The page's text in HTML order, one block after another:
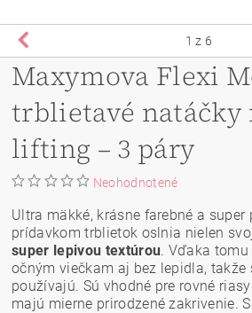
1 z 6
Maxymova Flexi
trblietavé natáčky
lifting – 3 páry
Neohodnotené
Ultra mäkké, krásne farebné a
prídavkom trblietok oslnia nielen
super lepivou textúrou. Vďaka
očným viečkam aj bez lepidla,
používajú. Sú vhodné pre rovné
majú mierne prirodzené zakrivenie.